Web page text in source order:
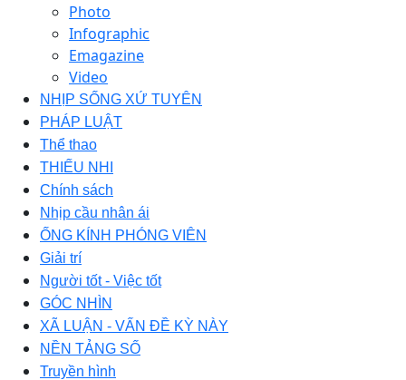
Photo
Infographic
Emagazine
Video
NHỊP SỐNG XỨ TUYÊN
PHÁP LUẬT
Thể thao
THIẾU NHI
Chính sách
Nhịp cầu nhân ái
ỐNG KÍNH PHÓNG VIÊN
Giải trí
Người tốt - Việc tốt
GÓC NHÌN
XÃ LUẬN - VẤN ĐỀ KỲ NÀY
NỀN TẢNG SỐ
Truyền hình